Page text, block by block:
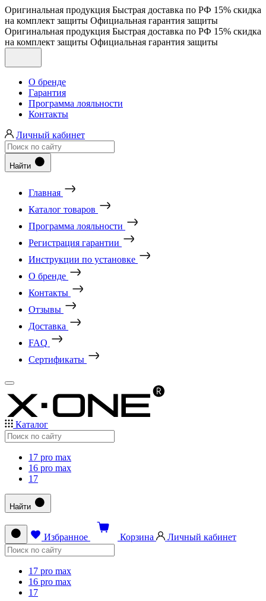
Оригинальная продукция Быстрая доставка по РФ 15% скидка
на комплект защиты Официальная гарантия защиты
Оригинальная продукция Быстрая доставка по РФ 15% скидка
на комплект защиты Официальная гарантия защиты
О бренде
Гарантия
Программа лояльности
Контакты
Личный кабинет
Найти
Главная
Каталог товаров
Программа лояльности
Регистрация гарантии
Инструкции по установке
О бренде
Контакты
Отзывы
Доставка
FAQ
Сертификаты
Каталог
17 pro max
16 pro max
17
Найти
Избранное Корзина Личный кабинет
17 pro max
16 pro max
17